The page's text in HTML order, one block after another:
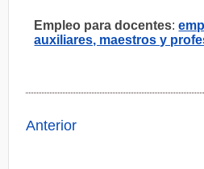
Empleo para docentes:
auxiliares, maestros y
Anterior